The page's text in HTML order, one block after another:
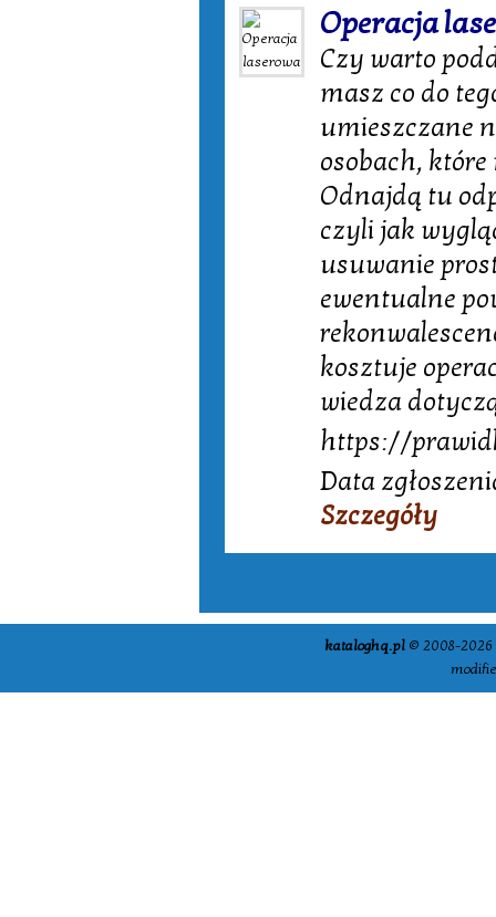
Operacja
Czy warto
masz co do
umieszczane
osobach,
Odnajdą tu
czyli jak
usuwanie
ewentualne
kosztuje
wiedza
https://
Data
Szczegóły
kataloghq.pl © 2008-